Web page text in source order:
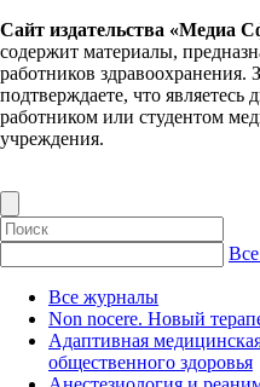
Сайт издательства «Медиа
содержит материалы,
работников
подтверждаете, что
работником или студентом
учреждения.
Все журналы
Non nocere. Новый
Адаптивная
общественного здоровья